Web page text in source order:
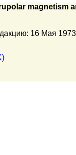
magnetism
16 Мая 1973